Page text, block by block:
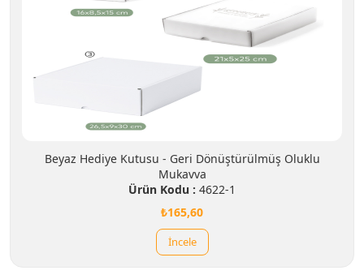
Beyaz Hediye Kutusu - Geri Dönüştürülmüş Oluklu
Mukavva
Ürün Kodu : 4622-1
₺165,60
İncele